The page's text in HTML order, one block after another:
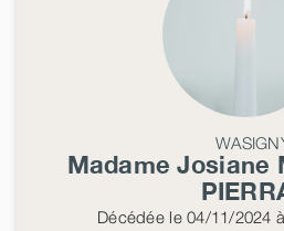
Madame Josiane
Décédéele 04/11/2024